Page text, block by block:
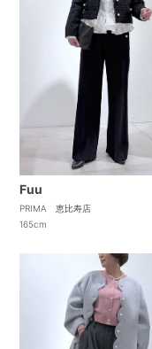
Fuu
PRIMA 恵比寿店
165cm